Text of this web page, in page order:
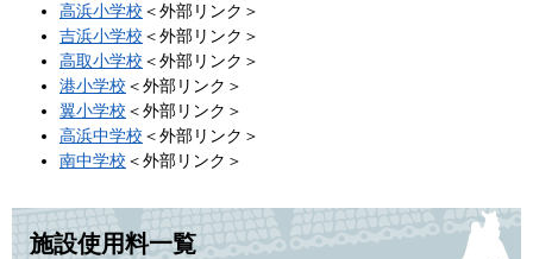
高浜小学校 ＜外部リンク＞
吉浜小学校 ＜外部リンク＞
高取小学校 ＜外部リンク＞
港小学校 ＜外部リンク＞
翼小学校 ＜外部リンク＞
高浜中学校 ＜外部リンク＞
南中学校 ＜外部リンク＞
施設使用料一覧